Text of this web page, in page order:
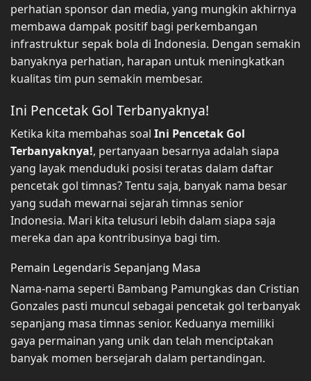
perhatian sponsor dan media, yang mungkin akhirnya
membawa dampak positif bagi perkembangan
infrastruktur sepak bola di Indonesia. Dengan semakin
banyaknya perhatian, harapan untuk meningkatkan
kualitas tim pun semakin membesar.
Ini Pencetak Gol Terbanyaknya!
Ketika kita membahas soal Ini Pencetak Gol
Terbanyaknya!, pertanyaan besarnya adalah siapa
yang layak menduduki posisi teratas dalam daftar
pencetak gol timnas? Tentu saja, banyak nama besar
yang sudah mewarnai sejarah timnas senior
Indonesia. Mari kita telusuri lebih dalam siapa saja
mereka dan apa kontribusinya bagi tim.
Pemain Legendaris Sepanjang Masa
Nama-nama seperti Bambang Pamungkas dan Cristian
Gonzales pasti muncul sebagai pencetak gol terbanyak
sepanjang masa timnas senior. Keduanya memiliki
gaya permainan yang unik dan telah menciptakan
banyak momen bersejarah dalam pertandingan.